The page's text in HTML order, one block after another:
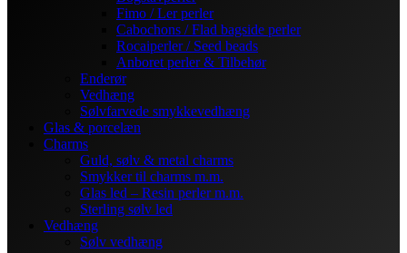
Fimo / Ler perler
Cabochons / Flad bagside perler
Rocaiperler / Seed beads
Anboret perler & Tilbehør
Enderør
Vedhæng
Sølvfarvede smykkevedhæng
Glas & porcelæn
Charms
Guld, sølv & metal charms
Smykker til charms m.m.
Glas led – Resin perler m.m.
Sterling sølv led
Vedhæng
Sølv vedhæng